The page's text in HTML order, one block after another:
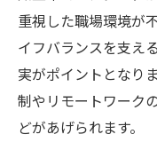
重視した職場環境が
イフバランスを支え
実がポイントとなり
制やリモートワーク
どがあげられます。